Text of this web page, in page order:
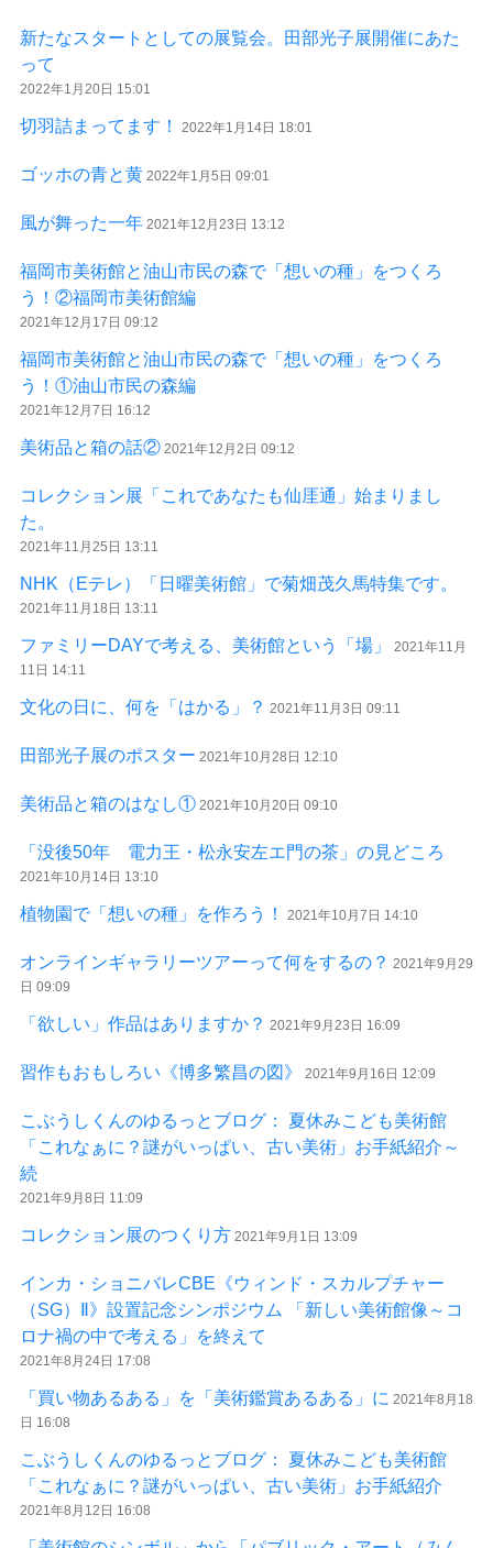
新たなスタートとしての展覧会。田部光子展開催にあた
って
2022年1月20日 15:01
切羽詰まってます！ 2022年1月14日 18:01
ゴッホの青と黄 2022年1月5日 09:01
風が舞った一年 2021年12月23日 13:12
福岡市美術館と油山市民の森で「想いの種」をつくろ
う！②福岡市美術館編
2021年12月17日 09:12
福岡市美術館と油山市民の森で「想いの種」をつくろ
う！①油山市民の森編
2021年12月7日 16:12
美術品と箱の話② 2021年12月2日 09:12
コレクション展「これであなたも仙厓通」始まりまし
た。
2021年11月25日 13:11
NHK（Eテレ）「日曜美術館」で菊畑茂久馬特集です。
2021年11月18日 13:11
ファミリーDAYで考える、美術館という「場」
2021年11月
11日 14:11
文化の日に、何を「はかる」？ 2021年11月3日 09:11
田部光子展のポスター 2021年10月28日 12:10
美術品と箱のはなし① 2021年10月20日 09:10
「没後50年 電力王・松永安左エ門の茶」の見どころ
2021年10月14日 13:10
植物園で「想いの種」を作ろう！ 2021年10月7日 14:10
オンラインギャラリーツアーって何をするの？ 2021年9月29
日 09:09
「欲しい」作品はありますか？ 2021年9月23日 16:09
習作もおもしろい《博多繁昌の図》 2021年9月16日 12:09
こぶうしくんのゆるっとブログ： 夏休みこども美術館
「これなぁに？謎がいっぱい、古い美術」お手紙紹介～
続
2021年9月8日 11:09
コレクション展のつくり方 2021年9月1日 13:09
インカ・ショニバレCBE《ウィンド・スカルプチャー
（SG）Ⅱ》設置記念シンポジウム 「新しい美術館像～コ
ロナ禍の中で考える」を終えて
2021年8月24日 17:08
「買い物あるある」を「美術鑑賞あるある」に 2021年8月18
日 16:08
こぶうしくんのゆるっとブログ： 夏休みこども美術館
「これなぁに？謎がいっぱい、古い美術」お手紙紹介
2021年8月12日 16:08